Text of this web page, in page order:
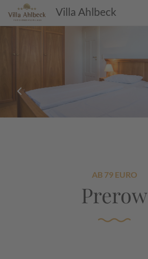
Villa Ahlbeck
AB 79 EURO
Prerow